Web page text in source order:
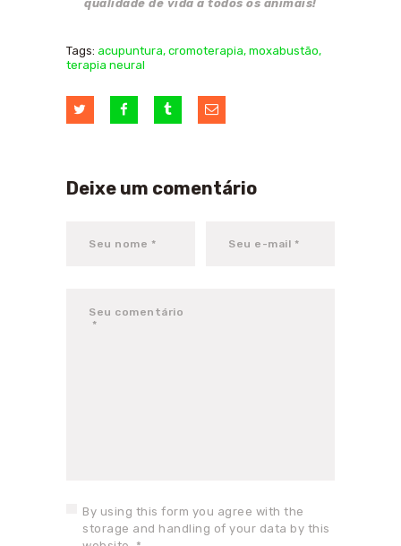
qualidade de vida a todos os animais!
Tags: acupuntura, cromoterapia, moxabustão,
terapia neural
Deixe um comentário
By using this form you agree with the
storage and handling of your data by this